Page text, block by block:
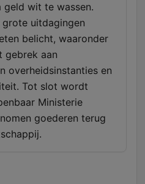
wit te wassen.
uitdagingen
belicht, waaronder
gebrek aan
overheidsinstanties en
Tot slot wordt
Ministerie
goederen terug